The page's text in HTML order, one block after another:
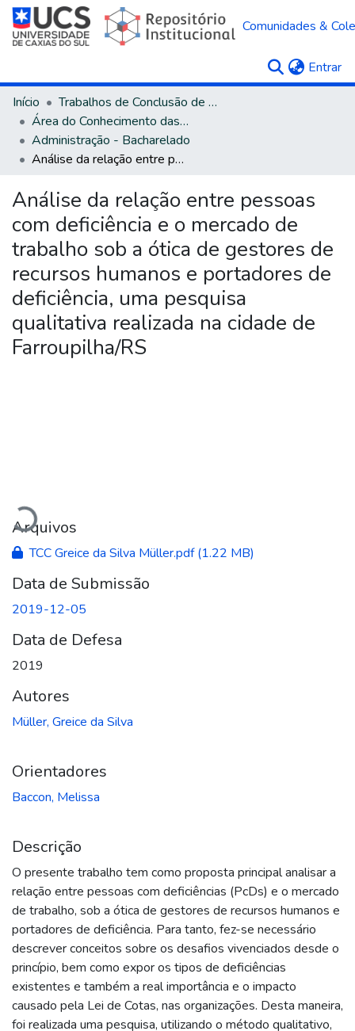
Comunidades &
Entrar
Início
Trabalhos de Conclusão de Curso
Área do Conhecimento das Ciências Sociais Aplicadas
Administração - Bacharelado
Análise da relação entre pessoas com deficiência e o mercado de trabalho sob a ótica de gestores de recursos humanos e portadores de deficiência, uma pesquisa qualitativa realizada na cidade de Farroupilha/RS
Análise da relação entre pessoas
com deficiência e o mercado de
trabalho sob a ótica de gestores de
recursos humanos e portadores de
deficiência, uma pesquisa
qualitativa realizada na cidade de
Farroupilha/RS
Carregando...
Arquivos
TCC Greice da Silva Müller.pdf(1.22 MB)
Data de Submissão
2019-12-05
Data de Defesa
2019
Autores
Müller, Greice da Silva
Orientadores
Baccon, Melissa
Descrição
O presente trabalho tem como proposta principal analisar a
relação entre pessoas com deficiências (PcDs) e o mercado
de trabalho, sob a ótica de gestores de recursos humanos e
portadores de deficiência. Para tanto, fez-se necessário
descrever conceitos sobre os desafios vivenciados desde o
princípio, bem como expor os tipos de deficiências
existentes e também a real importância e o impacto
causado pela Lei de Cotas, nas organizações. Desta maneira,
foi realizada uma pesquisa, utilizando o método qualitativo,